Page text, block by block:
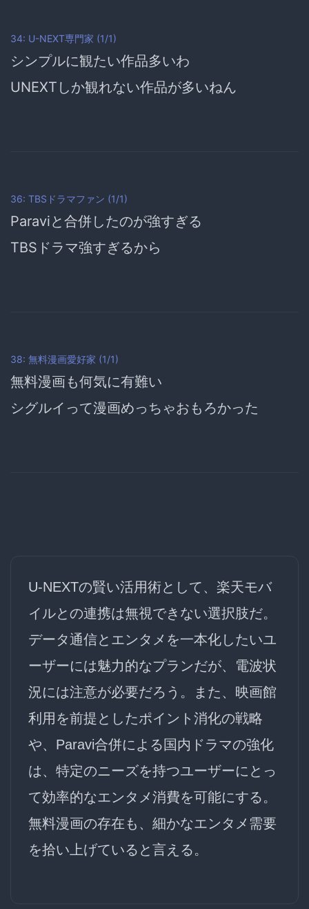
34: U-NEXT専門家 (1/1)
シンプルに観たい作品多いわ
UNEXTしか観れない作品が多いねん
36: TBSドラマファン (1/1)
Paraviと合併したのが強すぎる
TBSドラマ強すぎるから
38: 無料漫画愛好家 (1/1)
無料漫画も何気に有難い
シグルイって漫画めっちゃおもろかった
U-NEXTの賢い活用術として、楽天モバ
イルとの連携は無視できない選択肢だ。
データ通信とエンタメを一本化したいユ
ーザーには魅力的なプランだが、電波状
況には注意が必要だろう。また、映画館
利用を前提としたポイント消化の戦略
や、Paravi合併による国内ドラマの強化
は、特定のニーズを持つユーザーにとっ
て効率的なエンタメ消費を可能にする。
無料漫画の存在も、 細かなエンタメ需要
を拾い上げている と言える。